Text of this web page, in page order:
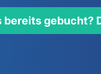
bereits gebucht?